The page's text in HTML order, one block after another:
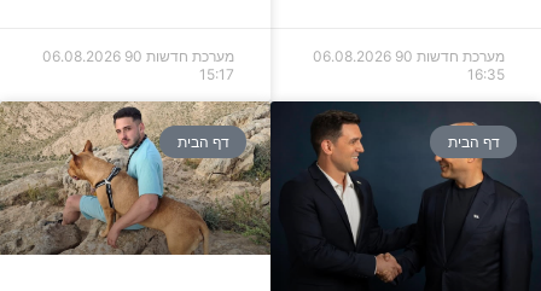
מערכת חדשות 90
06.08.2026
16:35
מערכת חדשות 90
06.08.2026
15:17
דף הבית דף הבית